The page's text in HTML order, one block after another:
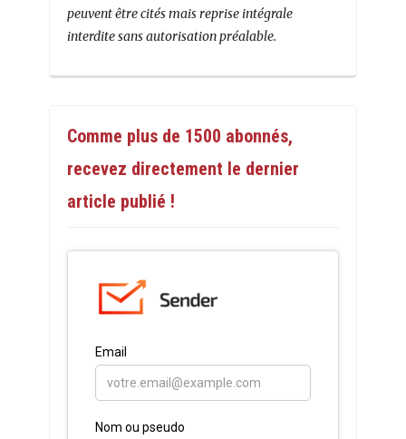
peuvent être cités mais reprise intégrale
interdite sans autorisation préalable.
Comme plus de 1500 abonnés,
recevez directement le dernier
article publié !